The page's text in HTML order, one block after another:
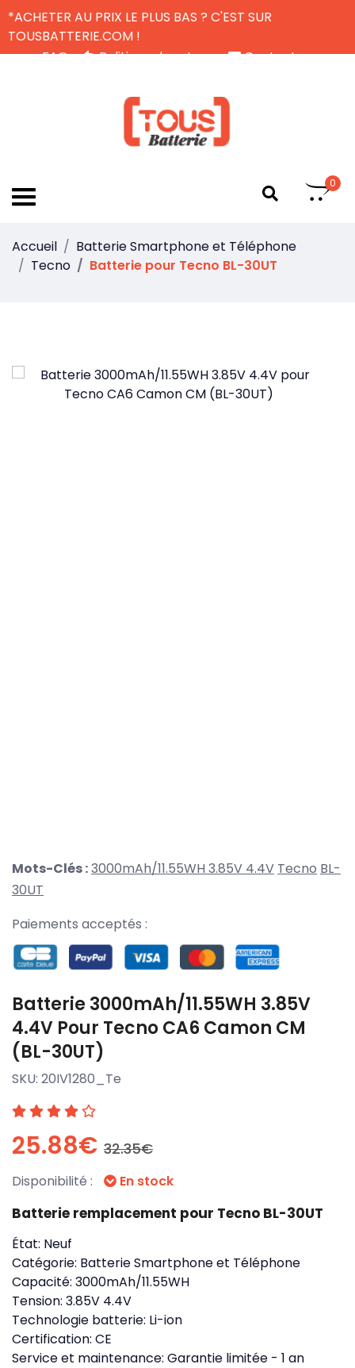
*ACHETER AU PRIX LE PLUS BAS ? C'EST SUR
TOUSBATTERIE.COM !
FAQ
Politique de retour
Contactez-nous
0
Accueil
Batterie Smartphone et Téléphone
Tecno
Batterie pour Tecno BL-30UT
Mots-Clés :3000mAh/11.55WH 3.85V 4.4V Tecno BL-
30UT
Paiements acceptés :
Batterie 3000mAh/11.55WH 3.85V
4.4V Pour Tecno CA6 Camon CM
(BL-30UT)
SKU: 20IV1280_Te
25.88€ 32.35€
Disponibilité : En stock
Batterie remplacement pour Tecno BL-30UT
État: Neuf
Catégorie: Batterie Smartphone et Téléphone
Capacité: 3000mAh/11.55WH
Tension: 3.85V 4.4V
Technologie batterie: Li-ion
Certification: CE
Service et maintenance: Garantie limitée - 1 an